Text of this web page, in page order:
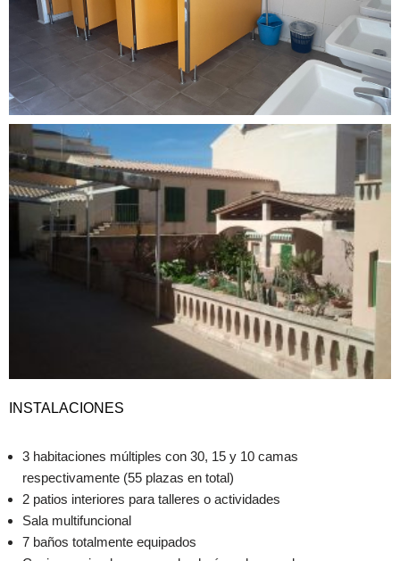
INSTALACIONES
3 habitaciones múltiples con 30, 15 y 10 camas
respectivamente (55 plazas en total)
2 patios interiores para talleres o actividades
Sala multifuncional
7 baños totalmente equipados